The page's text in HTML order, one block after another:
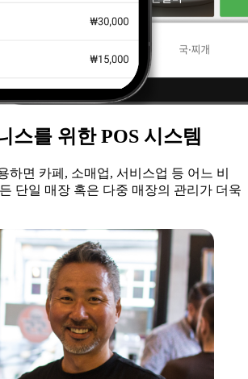
스를 위한 POS 시스템
하면 카페, 소매업, 서비스업 등 어느 비
단일 매장 혹은 다중 매장의 관리가 더욱